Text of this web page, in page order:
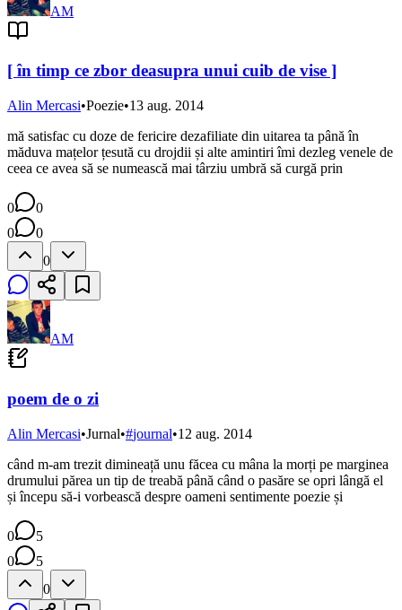
AM
[ în timp ce zbor deasupra unui cuib de vise ]
Alin Mercasi•Poezie•13 aug. 2014
mă satisfac cu doze de fericire dezafiliate din uitarea ta până în
măduva mațelor țesută cu drojdii și alte amintiri îmi dezleg venele de
ceea ce avea să se numească mai târziu umbră să curgă prin
0
0
0
0
0
AM
poem de o zi
Alin Mercasi•Jurnal•#journal•12 aug. 2014
când m-am trezit dimineață unu făcea cu mâna la morți pe marginea
drumului părea un tip de treabă până când o pasăre se opri lângă el
și începu să-i vorbească despre oameni sentimente poezie și
0
5
0
5
0